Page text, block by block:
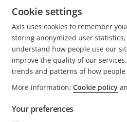
Correo electrónico:
FOOTER
CONTACTO
Contacto
NOTICIAS E HISTORIAS
Cookie settings
Axis uses cookies to remember
storing anonymized user
understand how people use our
improve the quality of our
trends and patterns of how people
More information: Cookie policy
Your preferences